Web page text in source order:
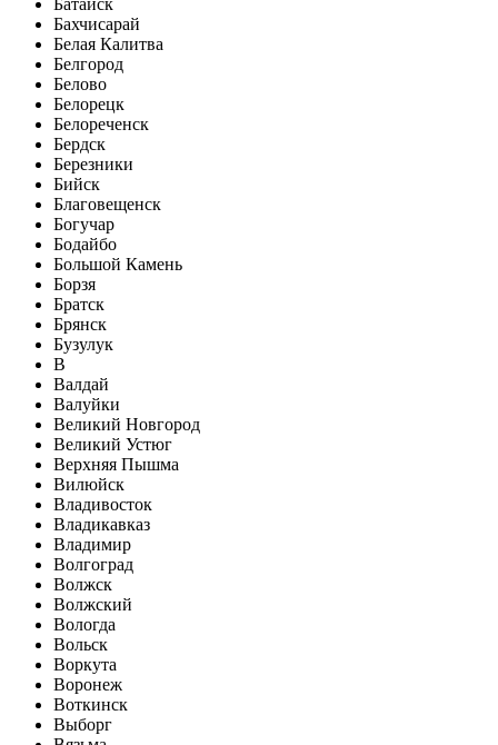
Бахчисарай
Белая Калитва
Белгород
Белово
Белорецк
Белореченск
Бердск
Березники
Бийск
Благовещенск
Богучар
Бодайбо
Большой Камень
Борзя
Братск
Брянск
Бузулук
В
Валдай
Валуйки
Великий Новгород
Великий Устюг
Верхняя Пышма
Вилюйск
Владивосток
Владикавказ
Владимир
Волгоград
Волжск
Волжский
Вологда
Вольск
Воркута
Воронеж
Воткинск
Выборг